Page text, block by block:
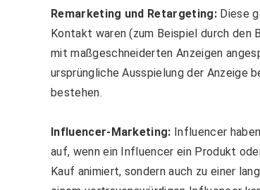
Remarketing und Retargeting:Diese
Kontakt waren (zum Beispiel durch
mit maßgeschneiderten Anzeigen
ursprüngliche Ausspielung der Anzeige
bestehen.
Influencer-Marketing: Influencer
auf, wenn ein Influencer ein Produkt
Kauf animiert, sondern auch zu einer